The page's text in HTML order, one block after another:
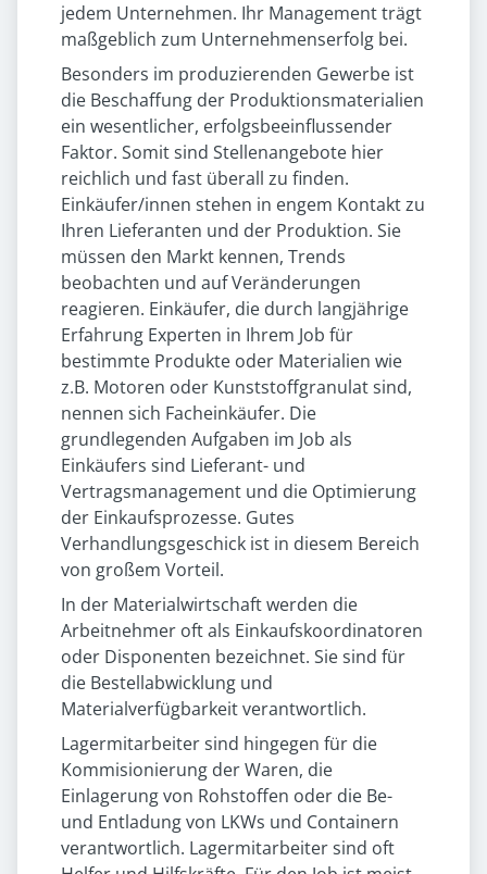
jedem Unternehmen. Ihr Management trägt
maßgeblich zum Unternehmenserfolg bei.
Besonders im produzierenden Gewerbe ist
die Beschaffung der Produktionsmaterialien
ein wesentlicher, erfolgsbeeinflussender
Faktor. Somit sind Stellenangebote hier
reichlich und fast überall zu finden.
Einkäufer/innen stehen in engem Kontakt zu
Ihren Lieferanten und der Produktion. Sie
müssen den Markt kennen, Trends
beobachten und auf Veränderungen
reagieren. Einkäufer, die durch langjährige
Erfahrung Experten in Ihrem Job für
bestimmte Produkte oder Materialien wie
z.B. Motoren oder Kunststoffgranulat sind,
nennen sich Facheinkäufer. Die
grundlegenden Aufgaben im Job als
Einkäufers sind Lieferant- und
Vertragsmanagement und die Optimierung
der Einkaufsprozesse. Gutes
Verhandlungsgeschick ist in diesem Bereich
von großem Vorteil.
In der Materialwirtschaft werden die
Arbeitnehmer oft als Einkaufskoordinatoren
oder Disponenten bezeichnet. Sie sind für
die Bestellabwicklung und
Materialverfügbarkeit verantwortlich.
Lagermitarbeiter sind hingegen für die
Kommisionierung der Waren, die
Einlagerung von Rohstoffen oder die Be-
und Entladung von LKWs und Containern
verantwortlich. Lagermitarbeiter sind oft